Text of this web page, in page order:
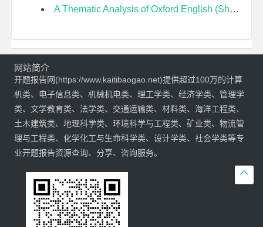
A Thematic Analysis of Oxford English (Shanghai Version) for Grade Seven Based on Students Core Competences开题报告

网站简介
开题报告网(https://www.kaitibaogao.net)提供超过100万的计算
机类、电子信息类、机械机电类、理工学类、经济学类、管理学
类、文学教育类、法学类、交通运输类、材料类、海洋工程类、
土木建筑类、地理科学类、环境科学与工程类、矿业类、物流管
理与工程类、化学化工与生命科学类、设计学类、社会学类等专
业开题报告资源查询、分享、咨询服务。